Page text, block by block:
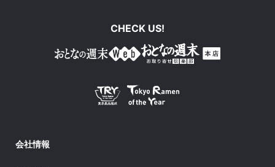
CHECK US!
会社情報